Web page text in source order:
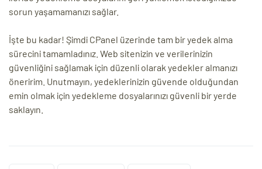
sorun yaşamamanızı sağlar.
İşte bu kadar! Şimdi CPanel üzerinde tam bir yedek alma
sürecini tamamladınız. Web sitenizin ve verilerinizin
güvenliğini sağlamak için düzenli olarak yedekler almanızı
öneririm. Unutmayın, yedeklerinizin güvende olduğundan
emin olmak için yedekleme dosyalarınızı güvenli bir yerde
saklayın.